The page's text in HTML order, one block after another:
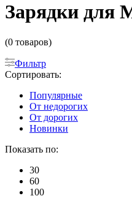
Зарядки для
(0 товаров)
Фильтр
Сортировать:
Популярные
От недорогих
От дорогих
Новинки
Показать по:
30
60
100